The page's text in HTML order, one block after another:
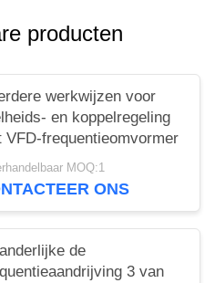
producten
werkwijzen voor
en koppelregeling
VFD-frequentieomvormer
MOQ:1
ONS
de
3 van